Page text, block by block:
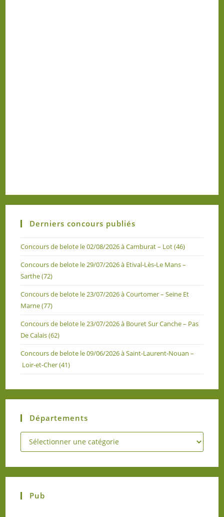
Derniers concours publiés
Concours de belote le 02/08/2026 à Camburat – Lot (46)
Concours de belote le 29/07/2026 à Etival-Lès-Le Mans –
Sarthe (72)
Concours de belote le 23/07/2026 à Courtomer – Seine Et
Marne (77)
Concours de belote le 23/07/2026 à Bouret Sur Canche – Pas
De Calais (62)
Concours de belote le 09/06/2026 à Saint-Laurent-Nouan –
Loir-et-Cher (41)
Départements
Pub